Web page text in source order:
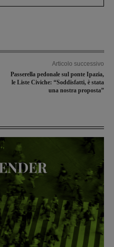
Articolo successivo
Passerella pedonale sul ponte Ipazia,
le Liste Civiche: “Soddisfatti, è stata
una nostra proposta”